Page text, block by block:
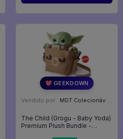
💖 GEEKDOWN
Vendido por: MDT Colecionáveis - DF
The Child (Grogu - Baby Yoda)
Premium Plush Bundle -